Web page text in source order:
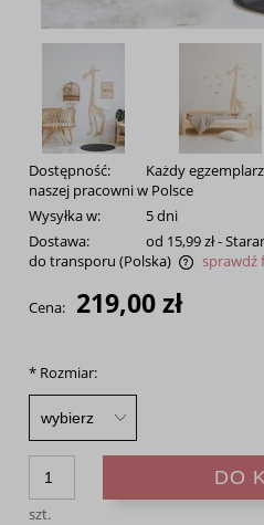
Dostępność:
Każdy
naszej pracowni w Polsce
Wysyłka w:
5 dni
Dostawa:
od 15,99 zł-
do transporu (Polska)
sprawdź
Cena: 219,00 zł
* Rozmiar:
szt.
DO